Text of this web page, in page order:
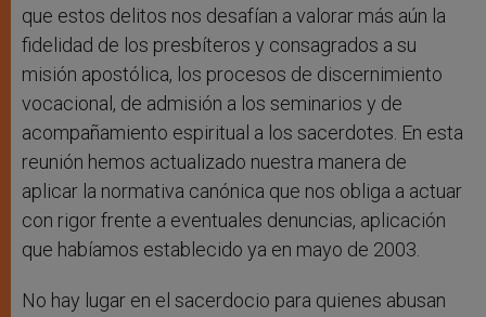
que estos delitos nos desafían a valorar más aún la
fidelidad de los presbíteros y consagrados a su
misión apostólica, los procesos de discernimiento
vocacional, de admisión a los seminarios y de
acompañamiento espiritual a los sacerdotes. En esta
reunión hemos actualizado nuestra manera de
aplicar la normativa canónica que nos obliga a actuar
con rigor frente a eventuales denuncias, aplicación
que habíamos establecido ya en mayo de 2003.
No hay lugar en el sacerdocio para quienes abusan